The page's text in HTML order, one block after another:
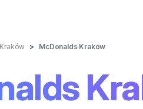
Kraków McDonalds Kraków